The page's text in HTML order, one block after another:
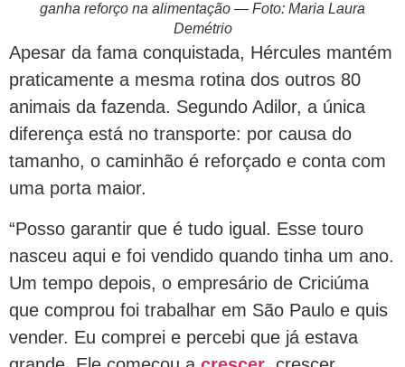
ganha reforço na alimentação — Foto: Maria Laura
Demétrio
Apesar da fama conquistada, Hércules mantém
praticamente a mesma rotina dos outros 80
animais da fazenda. Segundo Adilor, a única
diferença está no transporte: por causa do
tamanho, o caminhão é reforçado e conta com
uma porta maior.
“Posso garantir que é tudo igual. Esse touro
nasceu aqui e foi vendido quando tinha um ano.
Um tempo depois, o empresário de Criciúma
que comprou foi trabalhar em São Paulo e quis
vender. Eu comprei e percebi que já estava